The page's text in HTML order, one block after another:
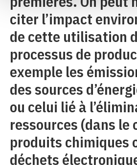
citer l’impact
de cette utilisation
processus de
exemple les
des sources
ou celui lié à
ressources (dans le
produits chimiques
déchets